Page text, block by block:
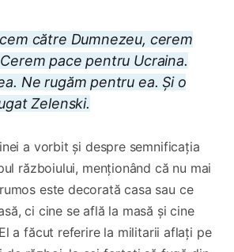
către Dumnezeu, cerem
pace pentru Ucraina.
Ne rugăm pentru ea. Și o
Zelenski.
a vorbit și despre semnificația
războiului, menționând că nu mai
este decorată casa sau ce
ci cine se află la masă și cine
a făcut referire la militarii aflați pe